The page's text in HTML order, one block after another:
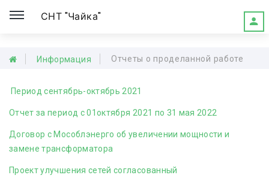
СНТ "Чайка"
Информация Отчеты о проделанной работе
Период сентябрь-октябрь 2021
Отчет за период с 01октября 2021 по 31 мая 2022
Договор с Мособлэнерго об увеличении мощности и
замене трансформатора
Проект улучшения сетей согласованный